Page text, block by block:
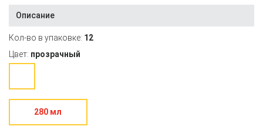
Описание
Кол-во в упаковке: 12
Цвет: прозрачный
280 мл